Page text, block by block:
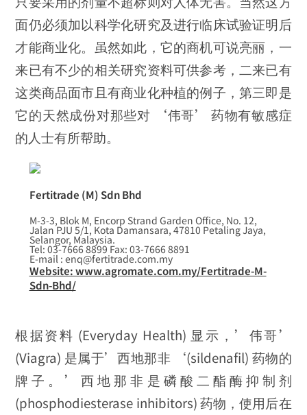
面仍必须加以科学化研究及进行临床试验证明后
才能商业化。虽然如此，它的商机可说亮丽，一
来已有不少的相关研究资料可供参考，二来已有
这类商品面市且有商业化种植的例子，第三即是
它的天然成份对那些对 ‘伟哥’ 药物有敏感症
的人士有所帮助。
Fertitrade (M) Sdn Bhd
M-3-3, Blok M, Encorp Strand Garden Office, No. 12,
Jalan PJU 5/1, Kota Damansara, 47810 Petaling Jaya,
Selangor, Malaysia.
Tel: 03-7666 8899 Fax: 03-7666 8891
E-mail : enq@fertitrade.com.my
Website: www.agromate.com.my/Fertitrade-M-
Sdn-Bhd/
根据资料 (Everyday Health) 显示，’伟哥’
(Viagra) 是属于’西地那非 ‘(sildenafil) 药物的
牌子。’西地那非是磷酸二酯酶抑制剂
(phosphodiesterase inhibitors) 药物，使用后在